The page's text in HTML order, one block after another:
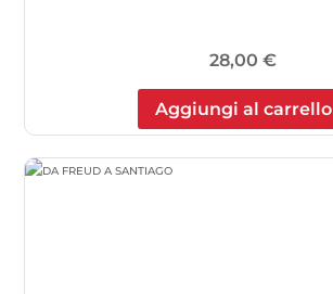
28,00 €
Aggiungi al carrello